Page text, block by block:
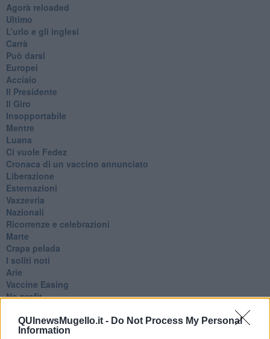
QUInewsMugello.it - Do Not Process My Personal
Information
​Agorà reloaded
Ultimo
​L’urlo e gli inglesi
Carrà
Può darsi
Europei
Acciaio
Il Presidente
​Il Giro
Insopportabile
​Mentre
Luana
​Ci vuole Fedez
​Cronaca di un vaccino annunciato
​Liberazione
Esternazioni
Vaxzevria
Nazionali
​Ricorrenze e celebrazioni
Marte
​Crapa pelada
​I soliti noti
Arie
​Vaccine Easing
No profit
Con-ter?
​Con-te